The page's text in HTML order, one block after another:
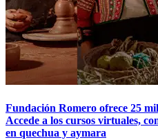
Fundación Romero ofrece 25
Accede a los cursos virtuales,
en quechua y aymara